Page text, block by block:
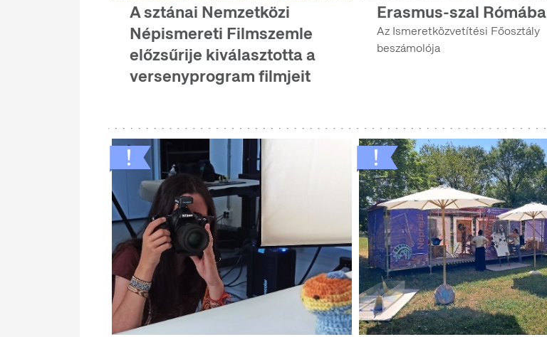
A sztánai Nemzetközi
Népismereti Filmszemle
előzsűrije kiválasztotta a
versenyprogram filmjeit
Erasmus-szal Rómába
Az Ismeretközvetítési Főosztály
beszámolója